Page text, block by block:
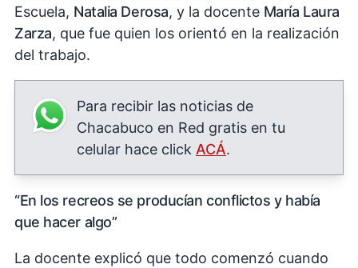
Escuela, Natalia Derosa, y la docente María Laura
Zarza, que fue quien los orientó en la realización
del trabajo.
Para recibir las noticias de
Chacabuco en Red gratis en tu
celular hace click ACÁ.
“En los recreos se producían conflictos y había
que hacer algo”
La docente explicó que todo comenzó cuando